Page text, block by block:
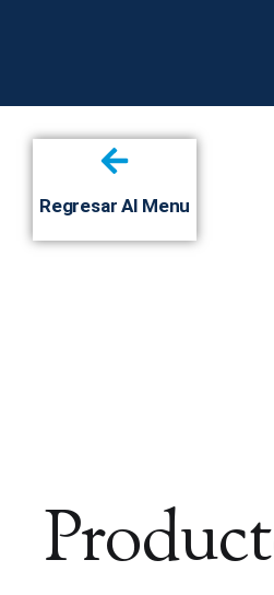
Regresar Al Menu